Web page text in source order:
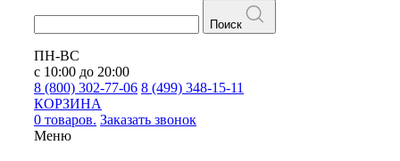
Поиск
ПН-ВС
с 10:00 до 20:00
8 (800) 302-77-06 8 (499) 348-15-11
КОРЗИНА
0 товаров. Заказать звонок
Меню